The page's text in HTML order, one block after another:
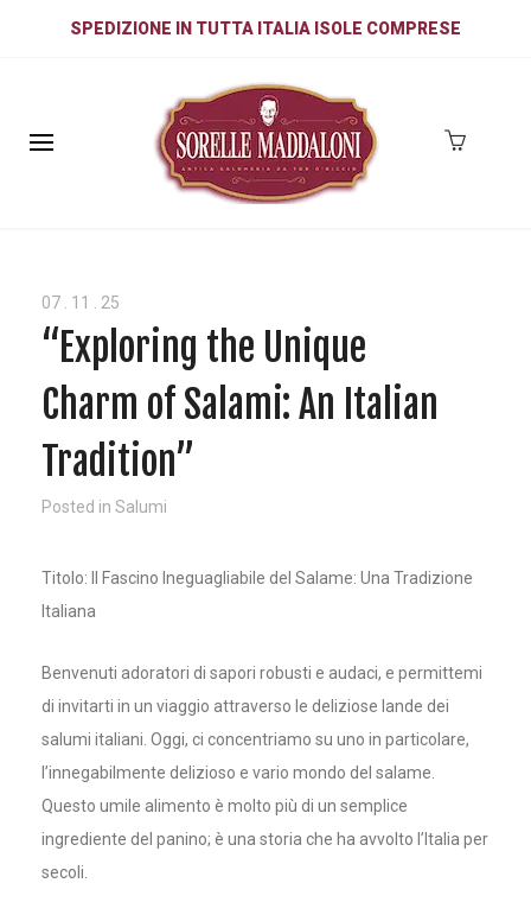
SPEDIZIONE IN TUTTA ITALIA ISOLE COMPRESE
07 11 25
“Exploring the Unique
Charm of Salami: An Italian
Tradition”
Posted in Salumi
Titolo: Il Fascino Ineguagliabile del Salame: Una Tradizione
Italiana
Benvenuti adoratori di sapori robusti e audaci, e permittemi
di invitarti in un viaggio attraverso le deliziose lande dei
salumi italiani. Oggi, ci concentriamo su uno in particolare,
l’innegabilmente delizioso e vario mondo del salame.
Questo umile alimento è molto più di un semplice
ingrediente del panino; è una storia che ha avvolto l’Italia per
secoli.